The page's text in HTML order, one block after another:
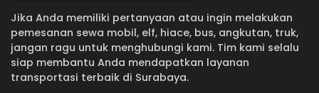
Jika Anda memiliki pertanyaan atau ingin melakukan
pemesanan sewa mobil, elf, hiace, bus, angkutan, truk,
jangan ragu untuk menghubungi kami. Tim kami selalu
siap membantu Anda mendapatkan layanan
transportasi terbaik di Surabaya.